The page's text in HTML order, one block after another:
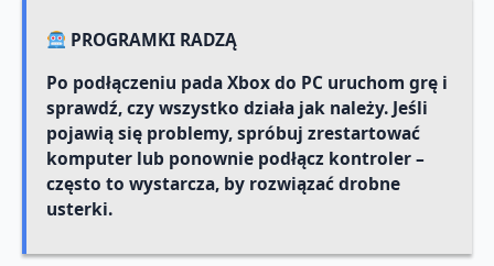
PROGRAMKI RADZĄ
Po podłączeniu pada Xbox do PC uruchom grę i
sprawdź, czy wszystko działa jak należy. Jeśli
pojawią się problemy, spróbuj zrestartować
komputer lub ponownie podłącz kontroler –
często to wystarcza, by rozwiązać drobne
usterki.